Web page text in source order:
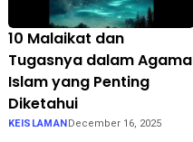
10 Malaikat dan
Tugasnya dalam Agama
Islam yang Penting
Diketahui
KEISLAMAN December 16, 2025